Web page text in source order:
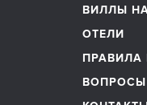
ВИЛЛЫ
ОТЕЛИ
ПРАВИЛА
ВОПРОСЫ